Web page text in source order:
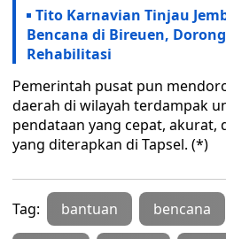
Tito Karnavian Tinjau
Bencana di Bireuen,
Rehabilitasi
Pemerintah pusat pun
daerah di wilayah terdampak
pendataan yang cepat,
yang diterapkan di Tapsel. (*)
Tag: bantuan bencana